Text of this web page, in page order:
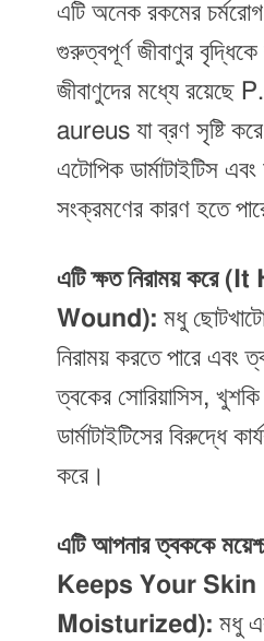
এটি অনেক রকমের
গুরুত্বপূর্ণ জীবাণুর
জীবাণুদের মধ্যে রয়েছে
aureus যা ব্রণ সৃষ্টি
এটোপিক ডার্মাটাইটিস
সংক্রমণের কারণ হতে
এটি ক্ষত নিরাময় করে
Wound): মধু
নিরাময় করতে পারে এবং
ত্বকের সোরিয়াসিস, খুশকি
ডার্মাটাইটিসের বিরুদ্ধে
করে।
এটি আপনার ত্বককে
Keeps Your Skin
Moisturized): মধু